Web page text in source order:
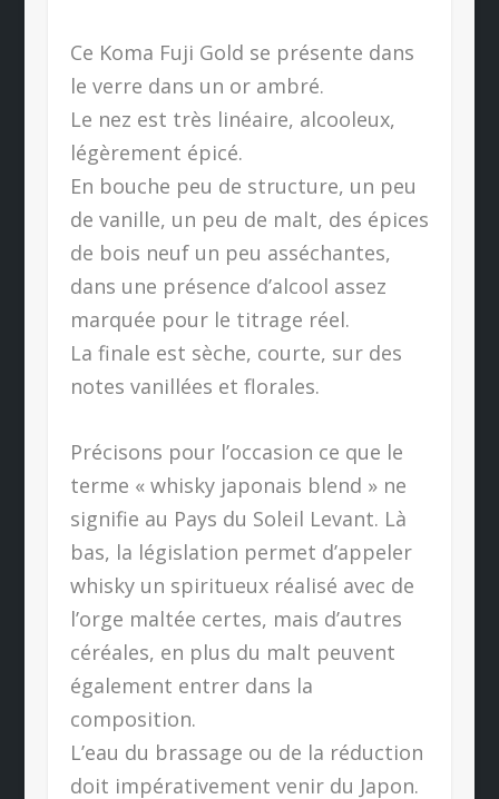
Ce Koma Fuji Gold se présente dans
le verre dans un or ambré.
Le nez est très linéaire, alcooleux,
légèrement épicé.
En bouche peu de structure, un peu
de vanille, un peu de malt, des épices
de bois neuf un peu asséchantes,
dans une présence d’alcool assez
marquée pour le titrage réel.
La finale est sèche, courte, sur des
notes vanillées et florales.
Précisons pour l’occasion ce que le
terme « whisky japonais blend » ne
signifie au Pays du Soleil Levant. Là
bas, la législation permet d’appeler
whisky un spiritueux réalisé avec de
l’orge maltée certes, mais d’autres
céréales, en plus du malt peuvent
également entrer dans la
composition.
L’eau du brassage ou de la réduction
doit impérativement venir du Japon.